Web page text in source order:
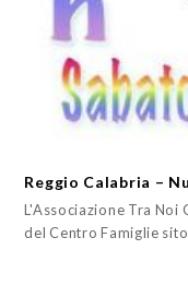
Reggio Calabria –
L'Associazione Tra
del Centro Famiglie